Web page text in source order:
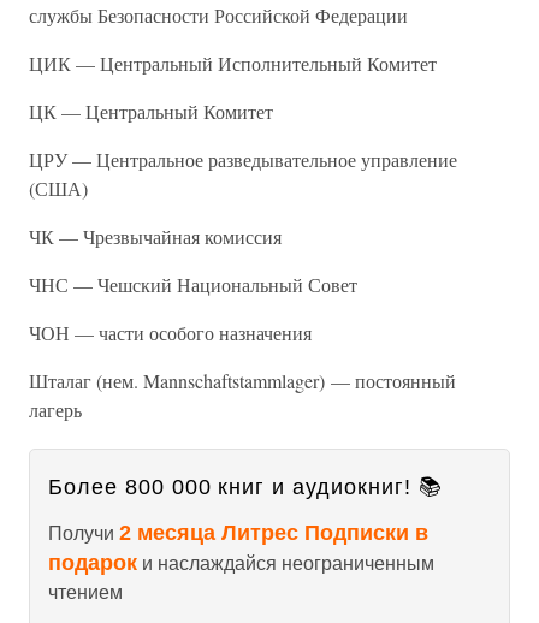
службы Безопасности Российской Федерации
ЦИК — Центральный Исполнительный Комитет
ЦК — Центральный Комитет
ЦРУ — Центральное разведывательное управление
(США)
ЧК — Чрезвычайная комиссия
ЧНС — Чешский Национальный Совет
ЧОН — части особого назначения
Шталаг (нем. Mannschaftstammlager) — постоянный
лагерь
Более 800 000 книг и аудиокниг! 📚
Получи 2 месяца Литрес Подписки в
подарок и наслаждайся неограниченным
чтением